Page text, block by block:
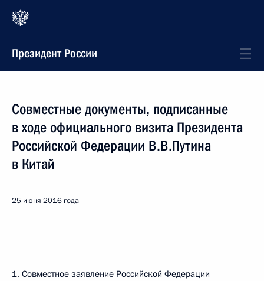
Президент России
Совместные документы, подписанные
в ходе официального визита Президента
Российской Федерации В.В.Путина
в Китай
25 июня 2016 года
1. Совместное заявление Российской Федерации